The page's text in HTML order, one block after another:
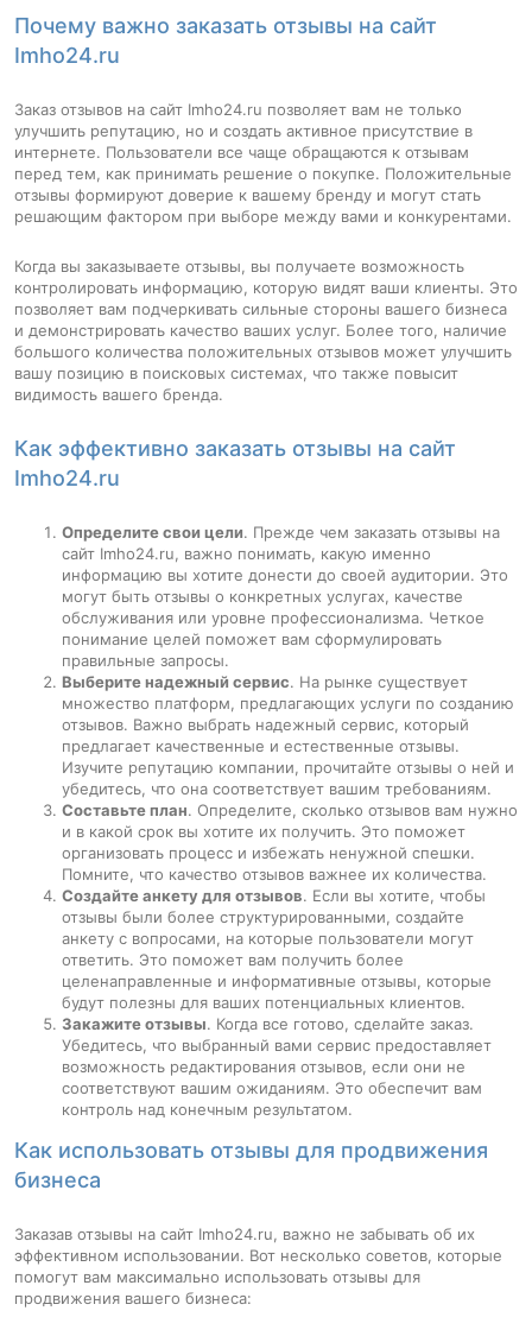
Почему важно заказать отзывы на сайт
Imho24.ru
Заказ отзывов на сайт Imho24.ru позволяет вам не только
улучшить репутацию, но и создать активное присутствие в
интернете. Пользователи все чаще обращаются к отзывам
перед тем, как принимать решение о покупке. Положительные
отзывы формируют доверие к вашему бренду и могут стать
решающим фактором при выборе между вами и конкурентами.
Когда вы заказываете отзывы, вы получаете возможность
контролировать информацию, которую видят ваши клиенты. Это
позволяет вам подчеркивать сильные стороны вашего бизнеса
и демонстрировать качество ваших услуг. Более того, наличие
большого количества положительных отзывов может улучшить
вашу позицию в поисковых системах, что также повысит
видимость вашего бренда.
Как эффективно заказать отзывы на сайт
Imho24.ru
Определите свои цели. Прежде чем заказать отзывы на
сайт Imho24.ru, важно понимать, какую именно
информацию вы хотите донести до своей аудитории. Это
могут быть отзывы о конкретных услугах, качестве
обслуживания или уровне профессионализма. Четкое
понимание целей поможет вам сформулировать
правильные запросы.
Выберите надежный сервис. На рынке существует
множество платформ, предлагающих услуги по созданию
отзывов. Важно выбрать надежный сервис, который
предлагает качественные и естественные отзывы.
Изучите репутацию компании, прочитайте отзывы о ней и
убедитесь, что она соответствует вашим требованиям.
Составьте план. Определите, сколько отзывов вам нужно
и в какой срок вы хотите их получить. Это поможет
организовать процесс и избежать ненужной спешки.
Помните, что качество отзывов важнее их количества.
Создайте анкету для отзывов. Если вы хотите, чтобы
отзывы были более структурированными, создайте
анкету с вопросами, на которые пользователи могут
ответить. Это поможет вам получить более
целенаправленные и информативные отзывы, которые
будут полезны для ваших потенциальных клиентов.
Закажите отзывы. Когда все готово, сделайте заказ.
Убедитесь, что выбранный вами сервис предоставляет
возможность редактирования отзывов, если они не
соответствуют вашим ожиданиям. Это обеспечит вам
контроль над конечным результатом.
Как использовать отзывы для продвижения
бизнеса
Заказав отзывы на сайт Imho24.ru, важно не забывать об их
эффективном использовании. Вот несколько советов, которые
помогут вам максимально использовать отзывы для
продвижения вашего бизнеса: